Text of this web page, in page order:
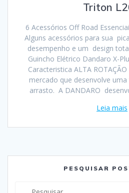
Triton
6 Acessórios Off Road
Alguns acessórios para sua
desempenho e um design
Guincho Elétrico Dandaro X-
Caracteristica ALTA
mercado que desenvolve
arrasto. A DANDARO
Leia mais
PESQUISAR